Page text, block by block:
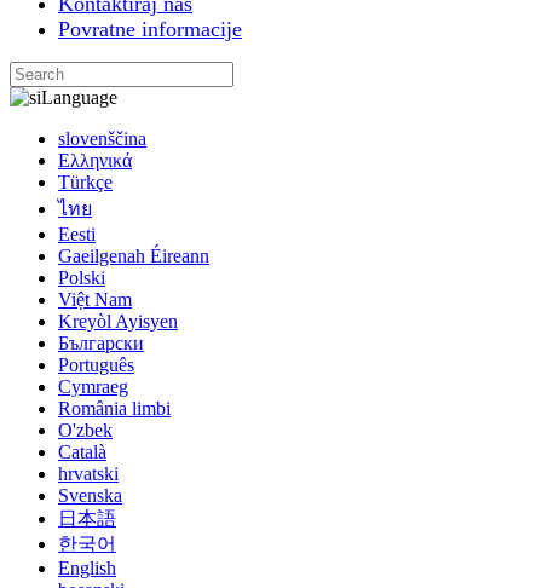
Povratne informacije
Language
slovenščina
Ελληνικά
Türkçe
ไทย
Eesti
Gaeilgenah Éireann
Polski
Việt Nam
Kreyòl Ayisyen
Български
Português
Cymraeg
România limbi
O'zbek
Català
hrvatski
Svenska
日本語
한국어
English